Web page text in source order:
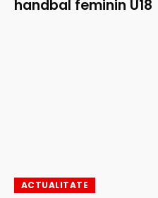
handbal feminin U18
ACTUALITATE